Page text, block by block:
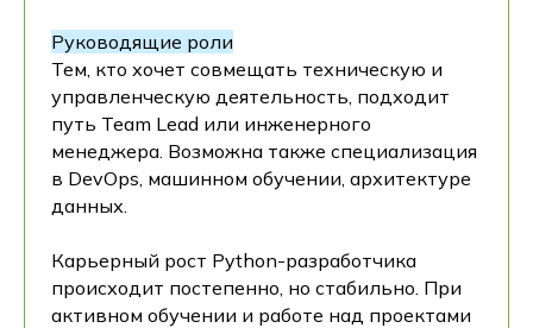
Руководящие роли
Тем, кто хочет совмещать техническую и
управленческую деятельность, подходит
путь Team Lead или инженерного
менеджера. Возможна также специализация
в DevOps, машинном обучении, архитектуре
данных.
Карьерный рост Python-разработчика
происходит постепенно, но стабильно. При
активном обучении и работе над проектами